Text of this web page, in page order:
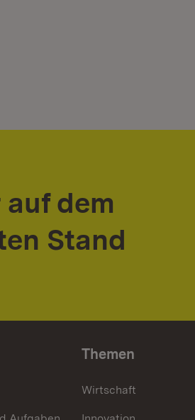
auf dem
Stand
Themen
Wirtschaft